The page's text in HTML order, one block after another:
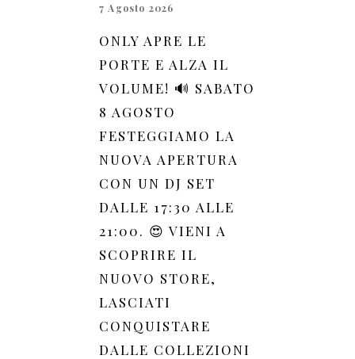
7 Agosto 2026
ONLY APRE LE
PORTE E ALZA IL
VOLUME! 🔊 SABATO
8 AGOSTO
FESTEGGIAMO LA
NUOVA APERTURA
CON UN DJ SET
DALLE 17:30 ALLE
21:00. 😍 VIENI A
SCOPRIRE IL
NUOVO STORE,
LASCIATI
CONQUISTARE
DALLE COLLEZIONI